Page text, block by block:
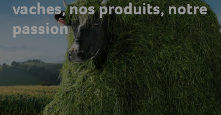
vaches, nos produits, notre
passion